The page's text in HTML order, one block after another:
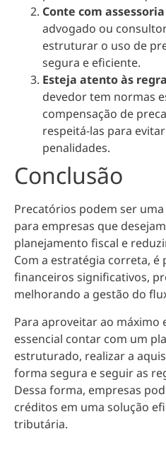
Conte com
advogado ou
estruturar o uso de
segura e eficiente.
Esteja atento às
devedor tem normas
compensação de
respeitá-las para
penalidades.
Conclusão
Precatórios podem ser
para empresas que
planejamento fiscal e
Com a estratégia correta,
financeiros significativos,
melhorando a gestão do
Para aproveitar ao máximo
essencial contar com um
estruturado, realizar a
forma segura e seguir as
Dessa forma, empresas
créditos em uma solução
tributária.